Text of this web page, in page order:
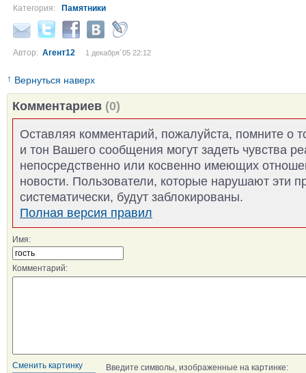
Категория: Памятники
Автор: Агент12 1 декабря´05 22:12
↑ Вернуться наверх
Комментариев (0)
Оставляя комментарий, пожалуйста, помните о
и тон Вашего сообщения могут задеть чувства
непосредственно или косвенно имеющих
новости. Пользователи, которые нарушают эти
систематически, будут заблокированы.
Полная версия правил
Имя:
Комментарий:
Сменить картинку Введите символы, изображенные на картинке: